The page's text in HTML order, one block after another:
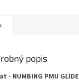
popis
- NUMBING PMU GLIDE